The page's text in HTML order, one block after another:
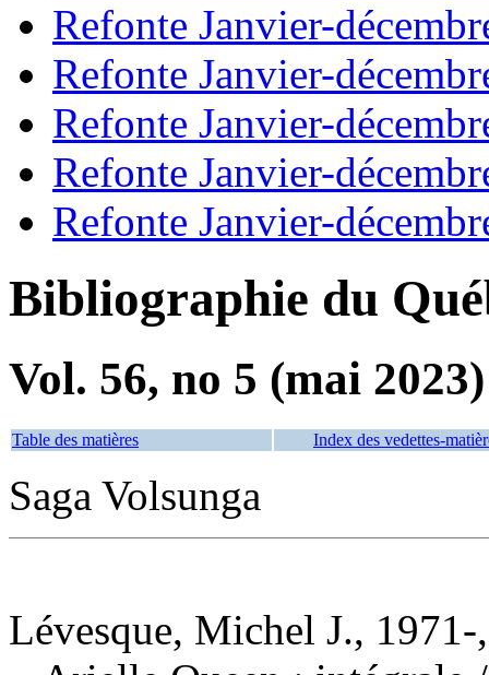
Refonte Janvier-
Refonte Janvier-
Refonte Janvier-
Refonte Janvier-
Refonte Janvier-
Bibliographie du
Vol. 56, no 5 (mai 2023)
Table des matières Index des vedettes-
Saga Volsunga
Lévesque, Michel J., 1971-